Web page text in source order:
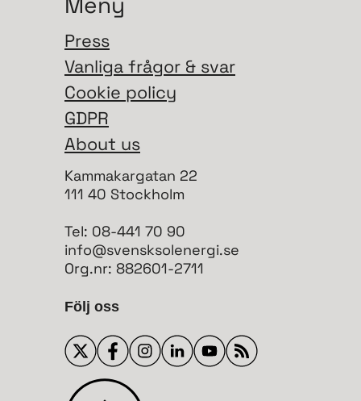
Press
Vanliga frågor & svar
Cookie policy
GDPR
About us
Kammakargatan 22
111 40 Stockholm
Tel: 08-441 70 90
info@svensksolenergi.se
Org.nr: 882601-2711
Följ oss